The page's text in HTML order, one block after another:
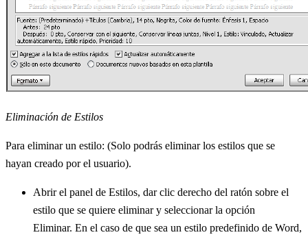
Eliminación de Estilos
Para eliminar un estilo: (Solo podrás eliminar los estilos que se
hayan creado por el usuario).
Abrir el panel de Estilos, dar clic derecho del ratón sobre el
estilo que se quiere eliminar y seleccionar la opción
Eliminar. En el caso de que sea un estilo predefinido de Word,